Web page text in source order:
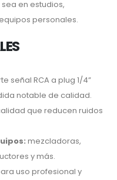
en estudios,
personales.
señal RCA a plug 1/4”
notable de calidad.
que reducen ruidos
mezcladoras,
y más.
uso profesional y